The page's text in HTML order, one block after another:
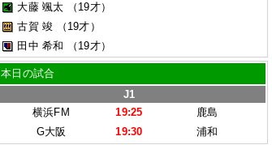
大藤 颯太
（19才）
古賀 竣
（19才）
田中 希和
（19才）
本日の試合
J1
横浜FM
19:25
鹿島
G大阪
19:30 浦和